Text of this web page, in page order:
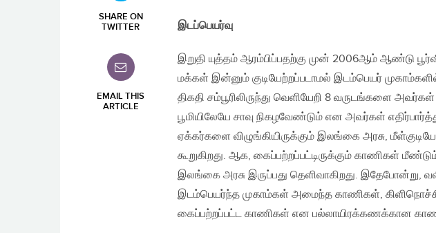
SHARE ON
TWITTER
EMAIL THIS
ARTICLE
இடப்பெயர்வு
இறுதி யுத்தம் ஆரம்பிப்பதற்கு முன் 2006ஆம் ஆண்டு
மக்கள் இன்னும் குடியேற்றப்படாமல் இடம்பெயர்
திகதி சம்பூரிலிருந்து வெளியேறி 8 வருடங்களை
பூமியிலேயே சாவு நிகழவேண்டும் என அவர்கள்
ஏக்கர்களை விழுங்கியிருக்கும் இலங்கை அரசு,
கூறுகிறது. ஆக, கைப்பற்றப்பட்டிருக்கும் காணிகள்
இலங்கை அரசு இருப்பது தெளிவாகிறது. இதேபோன்று,
இடம்பெயர்ந்த முகாம்கள் அமைந்த காணிகள், கிளிநொச்சி
கைப்பற்றப்பட்ட காணிகள் என பல்லாயிரக்கணக்கான